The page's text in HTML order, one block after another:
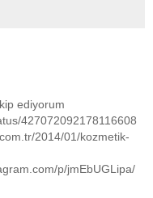
ediyorum
427072092178116608
2014/01/kozmetik-
p/jmEbUGLipa/